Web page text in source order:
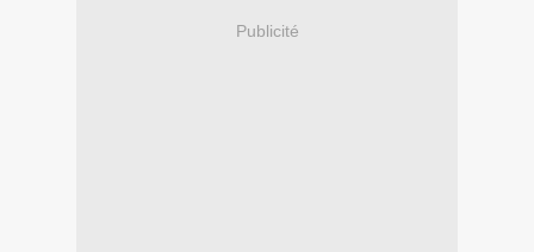
Publicité